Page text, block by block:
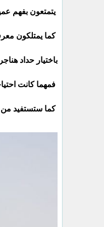
يتمتعون بفهم
كما يمتلكون
باختيار حداد
فمهما كانت
كما ستستفيد من